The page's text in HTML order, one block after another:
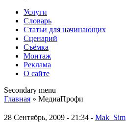
Услуги
Словарь
Статьи для начинающих
Сценарий
Съёмка
Монтаж
Реклама
О сайте
Secondary menu
Главная » МедиаПрофи
28 Сентябрь, 2009 - 21:34 - Mak_Sim